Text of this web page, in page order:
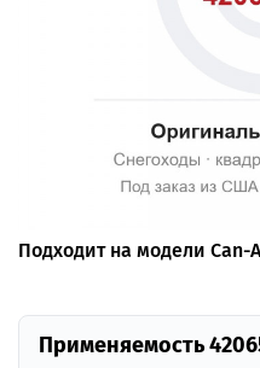
Подходит на модели Can-
Применяемость